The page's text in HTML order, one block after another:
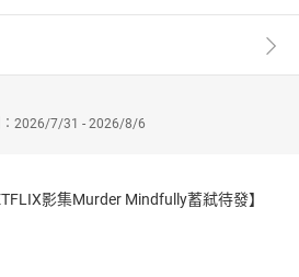
：2026/7/31 - 2026/8/6
影集Murder Mindfully蓄弒待發】